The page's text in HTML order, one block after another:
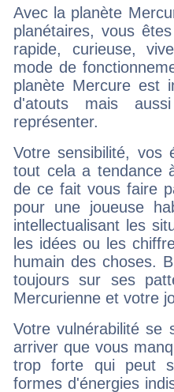
Avec la planète
planétaires, vous
rapide, curieuse,
mode de
planète Mercure est
d'atouts mais
représenter.
Votre sensibilité,
tout cela a tendance
de ce fait vous faire
pour une joueuse
intellectualisant les
les idées ou les
humain des choses.
toujours sur ses
Mercurienne et votre
Votre vulnérabilité se
arriver que vous
trop forte qui peut
formes d'énergies